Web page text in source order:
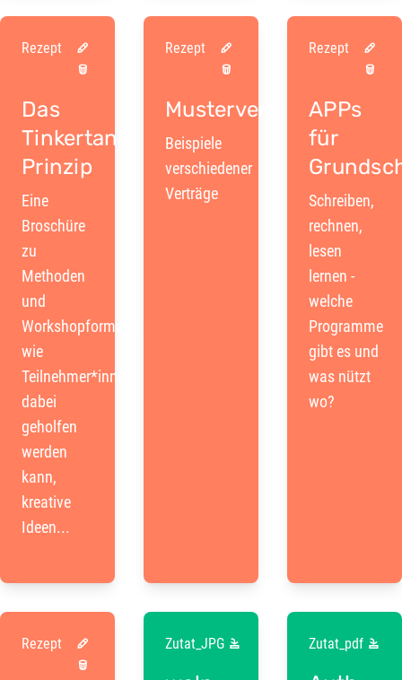
Rezept
Das
Tinkertank-
Prinzip
Eine
Broschüre
zu
Methoden
und
Workshopformaten,
wie
Teilnehmer*innen
dabei
geholfen
werden
kann,
kreative
Ideen...
Rezept
Musterverträge
Beispiele
verschiedener
Verträge
Rezept
APPs
für
Schreiben,
rechnen,
lesen
lernen -
welche
Programme
gibt es und
was nützt
wo?
Rezept Zutat_JPG Zutat_pdf